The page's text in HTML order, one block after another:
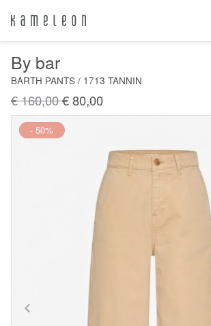
By bar
BARTH PANTS / 1713 TANNIN
€ 160,00€ 80,00
Nieuw
- 50%